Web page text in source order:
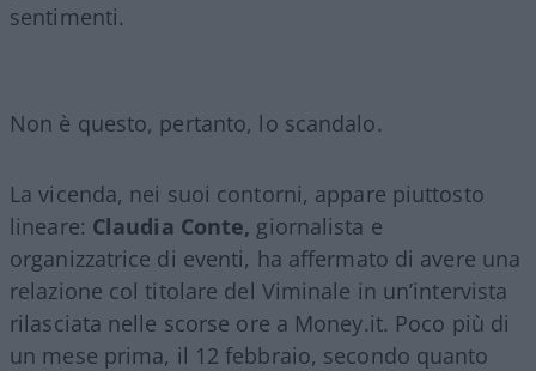
sentimenti.
Non è questo, pertanto, lo scandalo.
La vicenda, nei suoi contorni, appare piuttosto
lineare: Claudia Conte, giornalista e
organizzatrice di eventi, ha affermato di avere una
relazione col titolare del Viminale in un’intervista
rilasciata nelle scorse ore a Money.it. Poco più di
un mese prima, il 12 febbraio, secondo quanto